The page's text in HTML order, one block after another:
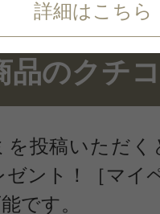
詳細はこちら
品のクチ
を投稿いただく
ント！［マイ
です。